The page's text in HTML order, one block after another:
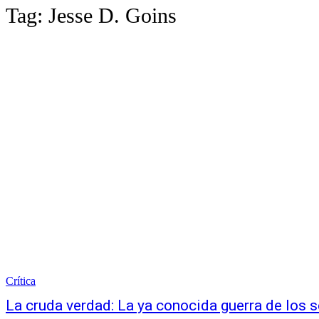
Tag: Jesse D. Goins
Crítica
La cruda verdad: La ya conocida guerra de los